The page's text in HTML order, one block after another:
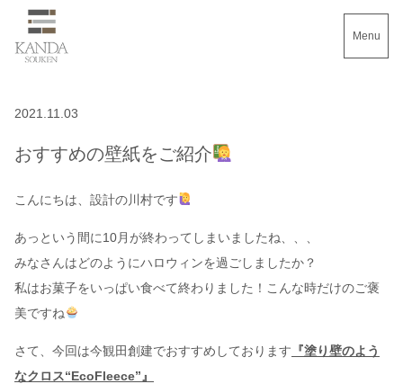
Menu
2021.11.03
おすすめの壁紙をご紹介
こんにちは、設計の川村です
あっという間に10月が終わってしまいましたね、、、
みなさんはどのようにハロウィンを過ごしましたか？
私はお菓子をいっぱい食べて終わりました！こんな時だけのご褒
美ですね
さて、今回は今観田創建でおすすめしております 『塗り壁のよう
なクロス“EcoFleece”』